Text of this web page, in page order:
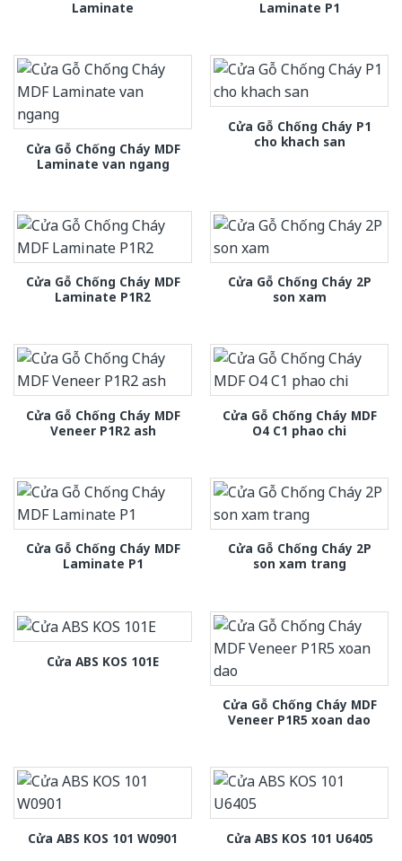
Laminate
Laminate P1
Cửa Gỗ Chống Cháy MDF
Laminate van ngang
Cửa Gỗ Chống Cháy P1
cho khach san
Cửa Gỗ Chống Cháy MDF
Laminate P1R2
Cửa Gỗ Chống Cháy 2P
son xam
Cửa Gỗ Chống Cháy MDF
Veneer P1R2 ash
Cửa Gỗ Chống Cháy MDF
O4 C1 phao chi
Cửa Gỗ Chống Cháy MDF
Laminate P1
Cửa Gỗ Chống Cháy 2P
son xam trang
Cửa ABS KOS 101E
Cửa Gỗ Chống Cháy MDF
Veneer P1R5 xoan dao
Cửa ABS KOS 101 W0901 Cửa ABS KOS 101 U6405